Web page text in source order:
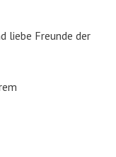
liebe Freunde der